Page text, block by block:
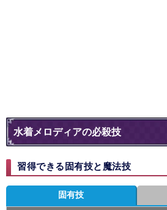
水着メロディアの必殺技
習得できる固有技と魔法技
固有技